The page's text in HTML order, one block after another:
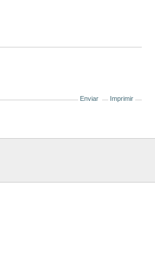
Enviar Imprimir